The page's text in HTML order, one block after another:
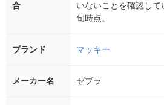
合
いないことを確認し
旬時点。
ブランド マッキー
メーカー名 ゼブラ